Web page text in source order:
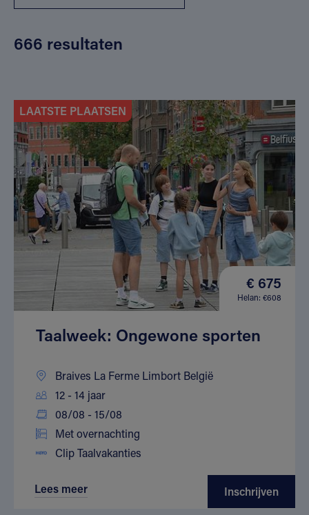
666 resultaten
LAATSTE PLAATSEN
€ 675
Helan: €608
Taalweek: Ongewone sporten
Braives La Ferme Limbort België
12 - 14 jaar
08/08 - 15/08
Met overnachting
Clip Taalvakanties
Lees meer Inschrijven